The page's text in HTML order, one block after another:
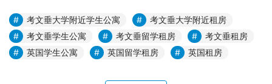
考文垂大学附近学生公寓
考文垂大学附近租房
考文垂学生公寓
考文垂留学租房
考文垂租房
英国学生公寓
英国留学租房 英国租房